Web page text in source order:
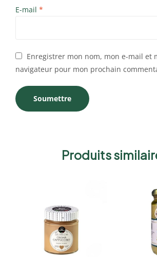
E-mail *
Enregistrer mon nom, mon e-mail et
navigateur pour mon prochain
Produits